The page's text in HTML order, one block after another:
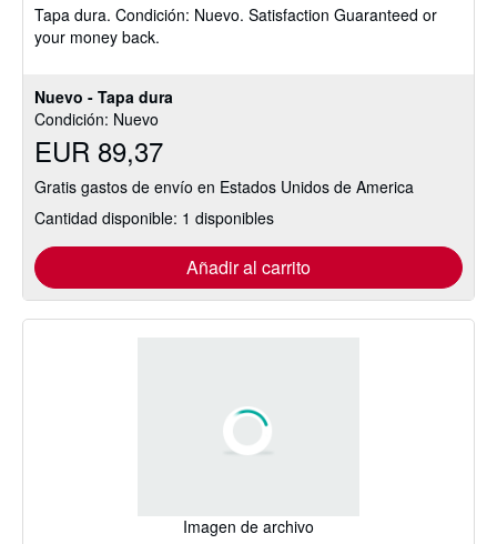
Nuevo - Tapa dura
Condición: Nuevo
EUR 89,37
Gratis gastos de envío en Estados Unidos de America
Cantidad disponible: 1 disponibles
Añadir al carrito
5
Tapa dura. Condición: Nuevo. Satisfaction Guaranteed or
your money back.
Imagen de archivo